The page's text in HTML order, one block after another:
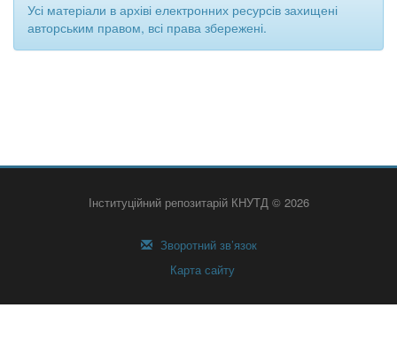
Усі матеріали в архіві електронних ресурсів захищені
авторським правом, всі права збережені.
Інституційний репозитарій КНУТД © 2026
Зворотний зв’язок
Карта сайту